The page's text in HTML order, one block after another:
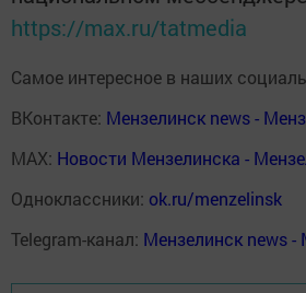
https://max.ru/tatmedia
Самое интересное в наших
ВКонтакте: Мензелинск news -
MAX: Новости Мензелинска -
Одноклассники: ok.ru/menzelinsk
Telegram-канал: Мензелинск news